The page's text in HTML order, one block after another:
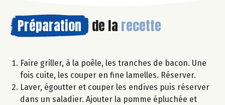
Préparation de la recette
Faire griller, à la poêle, les tranches de bacon. Une
fois cuite, les couper en fine lamelles. Réserver.
Laver, égoutter et couper les endives puis réserver
dans un saladier. Ajouter la pomme épluchée et